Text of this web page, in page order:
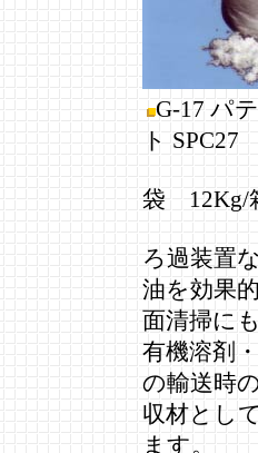
G-17 パ
ト SPC27
袋 12Kg/
ろ過装置
油を効果
面清掃に
有機溶剤
の輸送時
収材とし
ます。